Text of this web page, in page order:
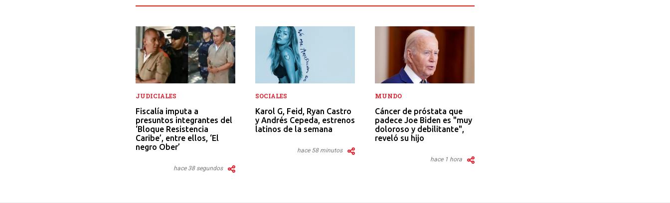
JUDICIALES
Fiscalía imputa a
presuntos integrantes del
‘Bloque Resistencia
Caribe’, entre ellos, ‘El
negro Ober’
hace 38 segundos
SOCIALES
Karol G, Feid, Ryan Castro
y Andrés Cepeda, estrenos
latinos de la semana
hace 58 minutos
MUNDO
Cáncer de próstata que
padece Joe Biden es "muy
doloroso y debilitante",
reveló su hijo
hace 1 hora